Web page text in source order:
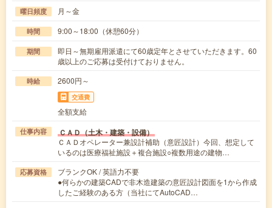
曜日頻度 月～金
時間 9:00～18:00（休憩60分）
期間
即日～無期雇用派遣にて60歳定年とさせていただきます。60
歳以上のご応募は受付けておりません。
時給 2600円～
交通費
全額支給
仕事内容 ＣＡＤ（土木・建築・設備）
ＣＡＤオペレーター兼設計補助（意匠設計）今回、想定して
いるのは医療福祉施設＋複合施設○複数用途の建物…
応募資格
ブランクOK / 英語力不要
●何らかの建築CADで非木造建築の意匠設計図面を1から作成
したご経験のある方（当社にてAutoCAD…